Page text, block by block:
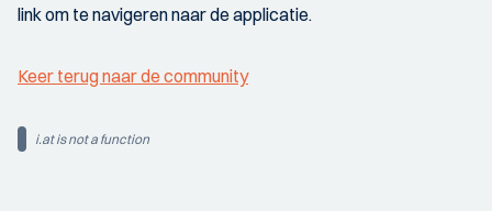
link om te navigeren naar de applicatie.
Keer terug naar de community
i.at is not a function